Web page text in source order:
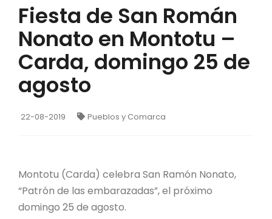
Fiesta de San Román
Nonato en Montotu –
Carda, domingo 25 de
agosto
22-08-2019 Pueblos y Comarca
Montotu (Carda) celebra San Ramón Nonato,
“Patrón de las embarazadas”, el próximo
domingo 25 de agosto.